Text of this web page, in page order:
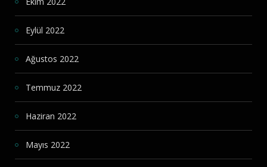
Eylül 2022
Ağustos 2022
Temmuz 2022
Haziran 2022
Mayıs 2022